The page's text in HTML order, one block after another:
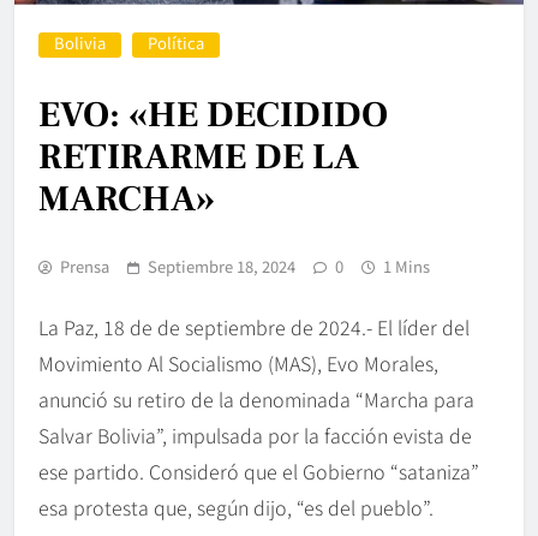
Bolivia Política
EVO: «HE DECIDIDO
RETIRARME DE LA
MARCHA»
Prensa Septiembre 18, 2024 0 1 Mins
La Paz, 18 de de septiembre de 2024.- El líder del
Movimiento Al Socialismo (MAS), Evo Morales,
anunció su retiro de la denominada “Marcha para
Salvar Bolivia”, impulsada por la facción evista de
ese partido. Consideró que el Gobierno “sataniza”
esa protesta que, según dijo, “es del pueblo”.